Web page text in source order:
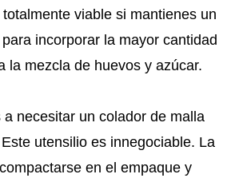
viable si mantienes un
incorporar la mayor cantidad
la mezcla de huevos y azúcar.
a necesitar un colador de malla
utensilio es innegociable. La
en el empaque y